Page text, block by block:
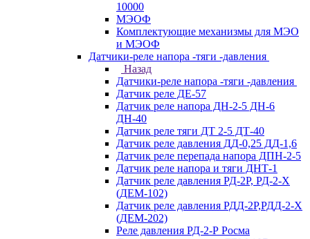
10000
МЭОФ
Комплектующие механизмы для МЭО
и МЭОФ
Датчики-реле напора -тяги -давления
Назад
Датчики-реле напора -тяги -давления
Датчик реле ДЕ-57
Датчик реле напора ДН-2-5 ДН-6
ДН-40
Датчик реле тяги ДТ 2-5 ДТ-40
Датчик реле давления ДД-0,25 ДД-1,6
Датчик реле перепада напора ДПН-2-5
Датчик реле напора и тяги ДНТ-1
Датчик реле давления РД-2Р, РД-2-Х
(ДЕМ-102)
Датчик реле давления РДД-2Р,РДД-2-Х
(ДЕМ-202)
Реле давления РД-2-Р Росма